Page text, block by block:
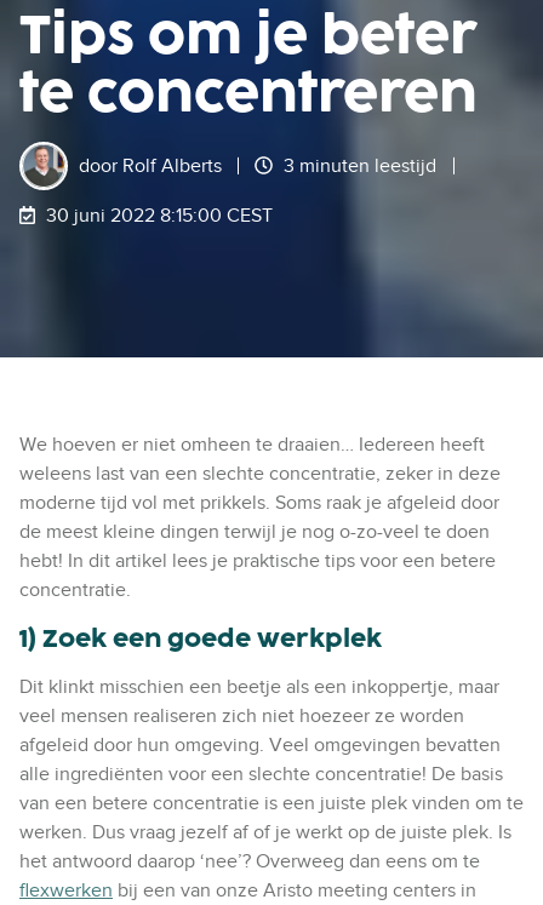
Tips om je beter
te concentreren
door Rolf Alberts 3 minuten leestijd
30 juni 2022 8:15:00 CEST
We hoeven er niet omheen te draaien… Iedereen heeft
weleens last van een slechte concentratie, zeker in deze
moderne tijd vol met prikkels. Soms raak je afgeleid door
de meest kleine dingen terwijl je nog o-zo-veel te doen
hebt! In dit artikel lees je praktische tips voor een betere
concentratie.
1) Zoek een goede werkplek
Dit klinkt misschien een beetje als een inkoppertje, maar
veel mensen realiseren zich niet hoezeer ze worden
afgeleid door hun omgeving. Veel omgevingen bevatten
alle ingrediënten voor een slechte concentratie! De basis
van een betere concentratie is een juiste plek vinden om te
werken. Dus vraag jezelf af of je werkt op de juiste plek. Is
het antwoord daarop ‘nee’? Overweeg dan eens om te
flexwerken bij een van onze Aristo meeting centers in